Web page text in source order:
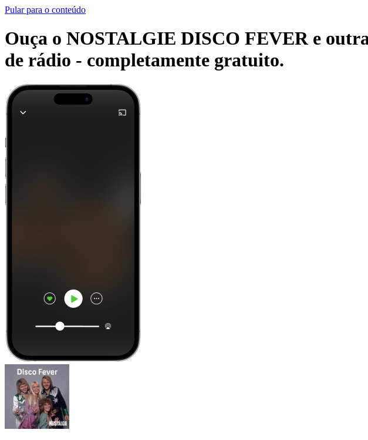
Pular para o conteúdo
Ouça o NOSTALGIE DISCO FEVER e
de rádio - completamente gratuito.